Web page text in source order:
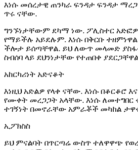
እነሱ መሰረታዊ ጠንካራ ፍንዳታ ፍንዳታ
ጥሩ ናቸው.
ግንኙነታቸውም ደካማ ነው. ፖሊስተር
የማይችሉ አይደሉም. እነሱ በቅርቡ
ችሎታ ይሰጣቸዋል. ይህ ለውጥ መላመድ
ስብሰባ ላይ ደህንነታቸው የተጠበቀ
አከርካሪነት አድናቆት
እነዚህ አድልዎ የላቀ ናቸው. እነሱ በቆርቆሮ
የሙቀት መረጋጋት አላቸው. እነሱ ለመተግበር
ተገኝነት በመኖራቸው አምራቾች መካከል
ኢፖክስስ
ይህ ምናልባት በጥርጣሬ ውስጥ ተለዋዋጭ